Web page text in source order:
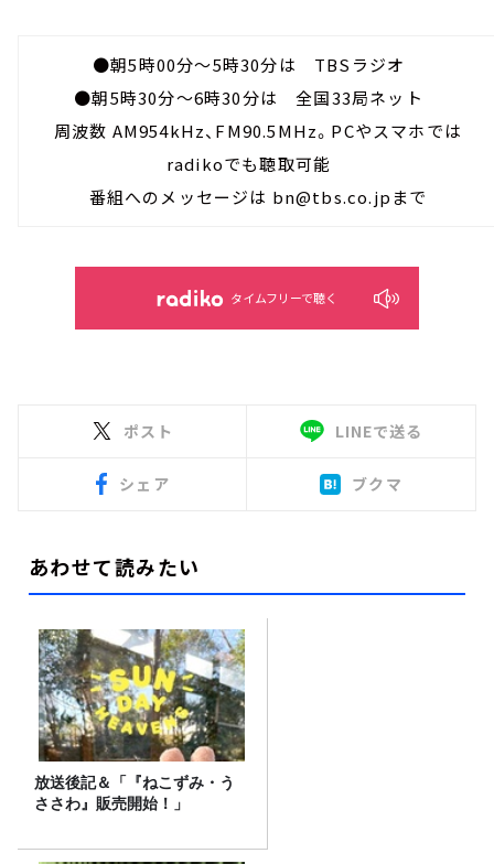
●朝5時00分～5時30分は TBSラジオ
●朝5時30分～6時30分は 全国33局ネット
周波数 AM954kHz、FM90.5MHz。PCやスマホでは
radikoでも聴取可能
番組へのメッセージは bn@tbs.co.jpまで
タイムフリーで聴く
ポスト LINEで送る
シェア ブクマ
あわせて読みたい
放送後記＆「『ねこずみ・う
ささわ』販売開始！」